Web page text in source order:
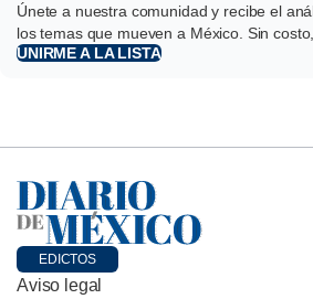
Únete a nuestra comunidad y recibe el
los temas que mueven a México. Sin
UNIRME A LA LISTA
EDICTOS
Aviso legal